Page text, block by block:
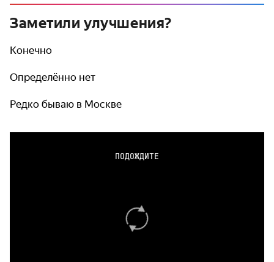
Заметили улучшения?
Конечно
Определённо нет
Редко бываю в Москве
ПОДОЖДИТЕ